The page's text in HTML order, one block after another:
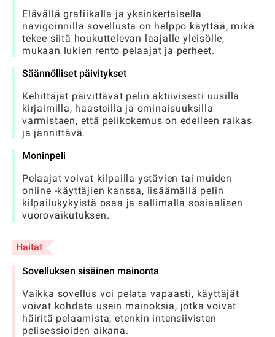
Elävällä grafiikalla ja yksinkertaisella
navigoinnilla sovellusta on helppo käyttää, mikä
tekee siitä houkuttelevan laajalle yleisölle,
mukaan lukien rento pelaajat ja perheet.
Säännölliset päivitykset
Kehittäjät päivittävät pelin aktiivisesti uusilla
kirjaimilla, haasteilla ja ominaisuuksilla
varmistaen, että pelikokemus on edelleen raikas
ja jännittävä.
Moninpeli
Pelaajat voivat kilpailla ystävien tai muiden
online -käyttäjien kanssa, lisäämällä pelin
kilpailukykyistä osaa ja sallimalla sosiaalisen
vuorovaikutuksen.
Haitat
Sovelluksen sisäinen mainonta
Vaikka sovellus voi pelata vapaasti, käyttäjät
voivat kohdata usein mainoksia, jotka voivat
häiritä pelaamista, etenkin intensiivisten
pelisessioiden aikana.